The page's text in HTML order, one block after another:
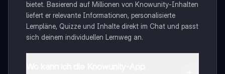
bietet. Basierend auf Millionen von Knowunity-Inhalten
liefert er relevante Informationen, personalisierte
Lernpläne, Quizze und Inhalte direkt im Chat und passt
sich deinem individuellen Lernweg an.